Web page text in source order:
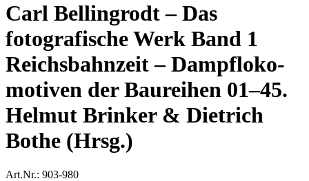
Carl Bellingrodt – Das
fotografische Werk Band 1
Reichsbahnzeit – Dampf­loko­­
motiven der Baureihen 01–45.
Helmut Brinker & Dietrich
Bothe (Hrsg.)
Art.Nr.: 903-980